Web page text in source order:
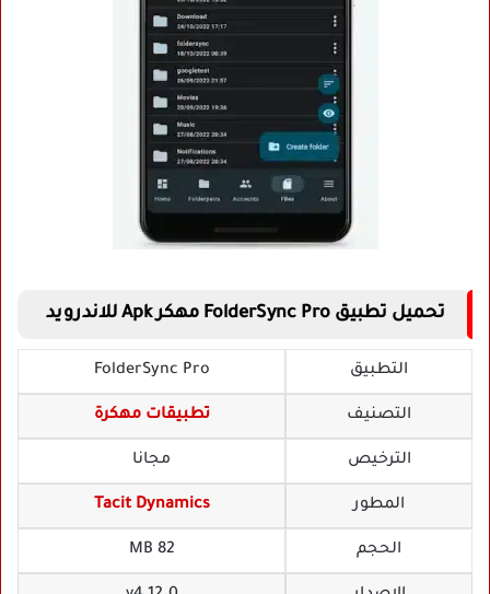
تحميل تطبيق FolderSync Pro مهكر Apk للاندرويد
التطبيق FolderSync Pro
التصنيف تطبيقات مهكرة
الترخيص مجانا
المطور Tacit Dynamics
الحجم 82 MB